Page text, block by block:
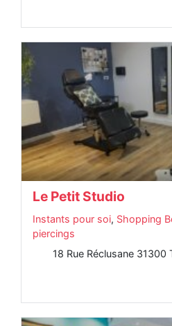
Le Petit Studio
Instants pour soi, Shopping
piercings
18 Rue Réclusane 31300